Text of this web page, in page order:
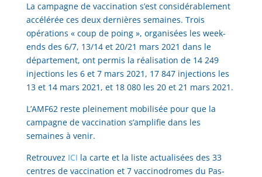
La campagne de vaccination s’est considérablement
accélérée ces deux dernières semaines. Trois
opérations « coup de poing », organisées les week-
ends des 6/7, 13/14 et 20/21 mars 2021 dans le
département, ont permis la réalisation de 14 249
injections les 6 et 7 mars 2021, 17 847 injections les
13 et 14 mars 2021, et 18 080 les 20 et 21 mars 2021.
L’AMF62 reste pleinement mobilisée pour que la
campagne de vaccination s’amplifie dans les
semaines à venir.
Retrouvez ICI la carte et la liste actualisées des 33
centres de vaccination et 7 vaccinodromes du Pas-